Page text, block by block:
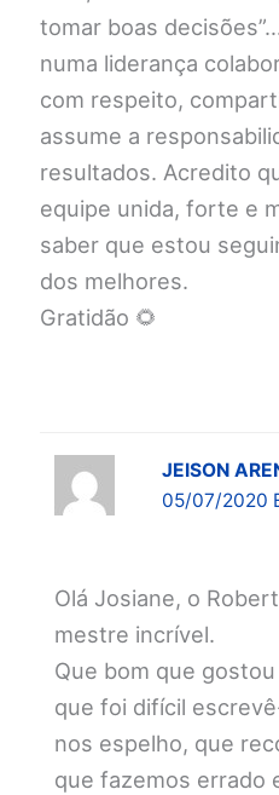
tomar boas
numa liderança
com respeito,
assume a
resultados. Acredito
equipe unida, forte e
saber que estou
dos melhores.
Gratidão 🌻
JEISON
05/07/2020
Olá Josiane, o
mestre incrível.
Que bom que
que foi difícil
nos espelho, que
que fazemos errado